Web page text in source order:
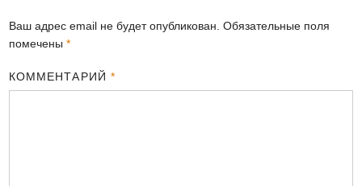
Ваш адрес email не будет опубликован. Обязательные поля
помечены*
КОММЕНТАРИЙ *